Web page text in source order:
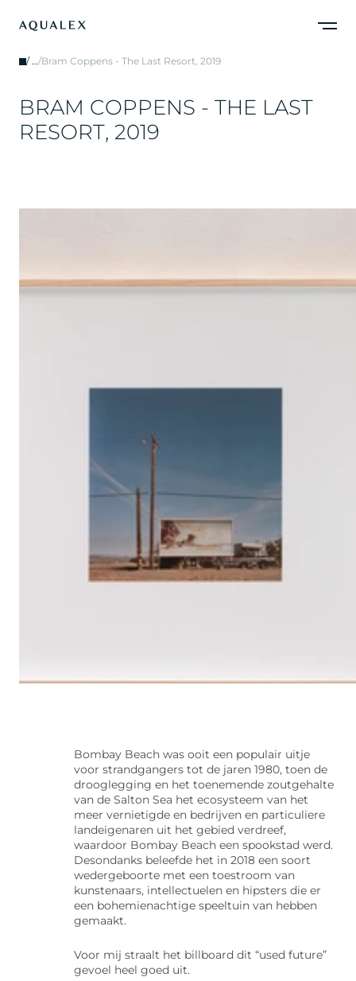
/ …/Bram Coppens - The Last Resort, 2019
BRAM COPPENS - THE LAST
RESORT, 2019
Bombay Beach was ooit een populair uitje
voor strandgangers tot de jaren 1980, toen de
drooglegging en het toenemende zoutgehalte
van de Salton Sea het ecosysteem van het
meer vernietigde en bedrijven en particuliere
landeigenaren uit het gebied verdreef,
waardoor Bombay Beach een spookstad werd.
Desondanks beleefde het in 2018 een soort
wedergeboorte met een toestroom van
kunstenaars, intellectuelen en hipsters die er
een bohemienachtige speeltuin van hebben
gemaakt.
Voor mij straalt het billboard dit “used future”
gevoel heel goed uit.